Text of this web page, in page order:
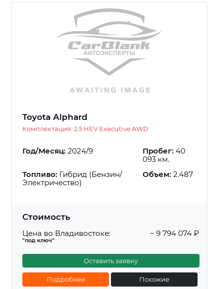
Toyota Alphard
Комплектация: 2.5 HEV Executive AWD
Год/Месяц: 2024/9 Пробег: 40
093 км.
Топливо: Гибрид (Бензин/
Электричество)
Объем: 2.487
Стоимость
Цена во Владивостоке:
"под ключ"
~ 9 794 074 ₽
Оставить заявку
Подробнее Похожие